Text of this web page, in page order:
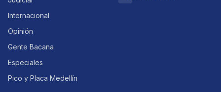
Internacional
Opinión
Gente Bacana
Especiales
Pico y Placa Medellín